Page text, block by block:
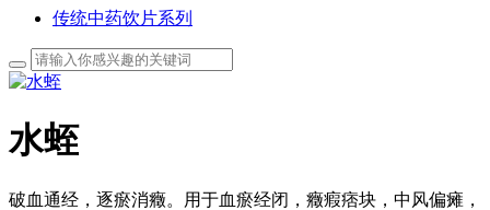
传统中药饮片系列
水蛭
破血通经，逐瘀消癥。用于血瘀经闭，癥瘕痞块，中风偏瘫，